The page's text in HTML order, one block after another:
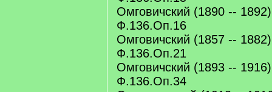
Омговичский (1890 --
Ф.136.Оп.16
Омговичский (1857 --
Ф.136.Оп.21
Омговичский (1893 --
Ф.136.Оп.34